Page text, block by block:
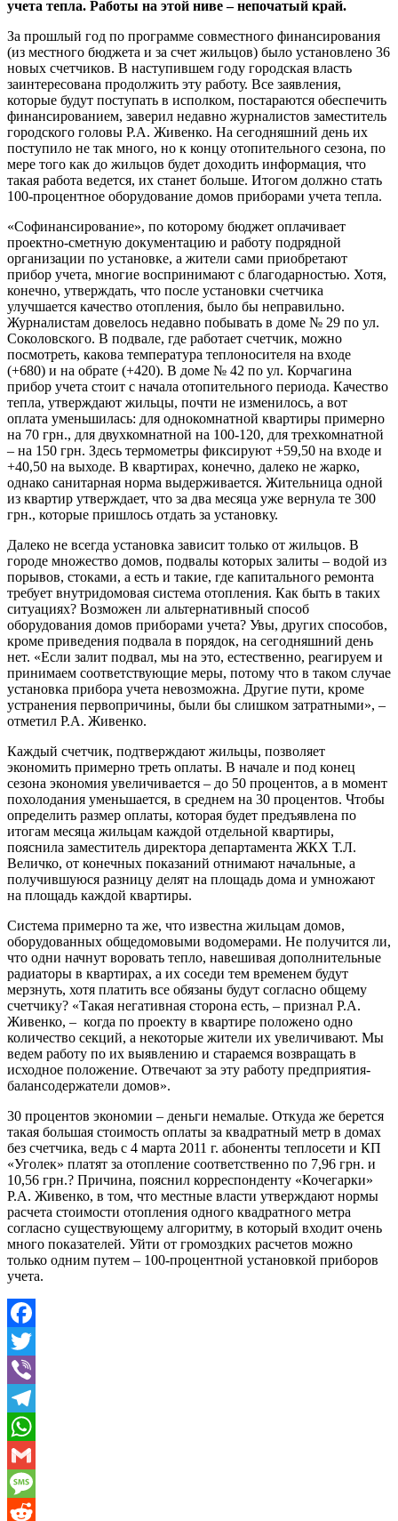
учета тепла. Работы на этой ниве – непочатый край.
За прошлый год по программе совместного финансирования
(из местного бюджета и за счет жильцов) было установлено 36
новых счетчиков. В наступившем году городская власть
заинтересована продолжить эту работу. Все заявления,
которые будут поступать в исполком, постараются обеспечить
финансированием, заверил недавно журналистов заместитель
городского головы Р.А. Живенко. На сегодняшний день их
поступило не так много, но к концу отопительного сезона, по
мере того как до жильцов будет доходить информация, что
такая работа ведется, их станет больше. Итогом должно стать
100-процентное оборудование домов приборами учета тепла.
«Софинансирование», по которому бюджет оплачивает
проектно-сметную документацию и работу подрядной
организации по установке, а жители сами приобретают
прибор учета, многие воспринимают с благодарностью. Хотя,
конечно, утверждать, что после установки счетчика
улучшается качество отопления, было бы неправильно.
Журналистам довелось недавно побывать в доме № 29 по ул.
Соколовского. В подвале, где работает счетчик, можно
посмотреть, какова температура теплоносителя на входе
(+680) и на обрате (+420). В доме № 42 по ул. Корчагина
прибор учета стоит с начала отопительного периода. Качество
тепла, утверждают жильцы, почти не изменилось, а вот
оплата уменьшилась: для однокомнатной квартиры примерно
на 70 грн., для двухкомнатной на 100-120, для трехкомнатной
– на 150 грн. Здесь термометры фиксируют +59,50 на входе и
+40,50 на выходе. В квартирах, конечно, далеко не жарко,
однако санитарная норма выдерживается. Жительница одной
из квартир утверждает, что за два месяца уже вернула те 300
грн., которые пришлось отдать за установку.
Далеко не всегда установка зависит только от жильцов. В
городе множество домов, подвалы которых залиты – водой из
порывов, стоками, а есть и такие, где капитального ремонта
требует внутридомовая система отопления. Как быть в таких
ситуациях? Возможен ли альтернативный способ
оборудования домов приборами учета? Увы, других способов,
кроме приведения подвала в порядок, на сегодняшний день
нет. «Если залит подвал, мы на это, естественно, реагируем и
принимаем соответствующие меры, потому что в таком случае
установка прибора учета невозможна. Другие пути, кроме
устранения первопричины, были бы слишком затратными», –
отметил Р.А. Живенко.
Каждый счетчик, подтверждают жильцы, позволяет
экономить примерно треть оплаты. В начале и под конец
сезона экономия увеличивается – до 50 процентов, а в момент
похолодания уменьшается, в среднем на 30 процентов. Чтобы
определить размер оплаты, которая будет предъявлена по
итогам месяца жильцам каждой отдельной квартиры,
пояснила заместитель директора департамента ЖКХ Т.Л.
Величко, от конечных показаний отнимают начальные, а
получившуюся разницу делят на площадь дома и умножают
на площадь каждой квартиры.
Система примерно та же, что известна жильцам домов,
оборудованных общедомовыми водомерами. Не получится ли,
что одни начнут воровать тепло, навешивая дополнительные
радиаторы в квартирах, а их соседи тем временем будут
мерзнуть, хотя платить все обязаны будут согласно общему
счетчику? «Такая негативная сторона есть, – признал Р.А.
Живенко, – когда по проекту в квартире положено одно
количество секций, а некоторые жители их увеличивают. Мы
ведем работу по их выявлению и стараемся возвращать в
исходное положение. Отвечают за эту работу предприятия-
балансодержатели домов».
30 процентов экономии – деньги немалые. Откуда же берется
такая большая стоимость оплаты за квадратный метр в домах
без счетчика, ведь с 4 марта 2011 г. абоненты теплосети и КП
«Уголек» платят за отопление соответственно по 7,96 грн. и
10,56 грн.? Причина, пояснил корреспонденту «Кочегарки»
Р.А. Живенко, в том, что местные власти утверждают нормы
расчета стоимости отопления одного квадратного метра
согласно существующему алгоритму, в который входит очень
много показателей. Уйти от громоздких расчетов можно
только одним путем – 100-процентной установкой приборов
учета.
Facebook
Twitter
Viber
Telegram
WhatsApp
Gmail
Message